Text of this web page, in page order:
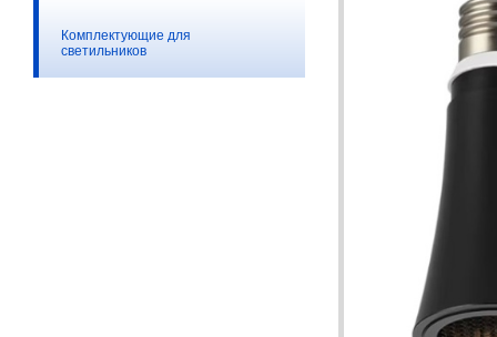
Комплектующие для
светильников